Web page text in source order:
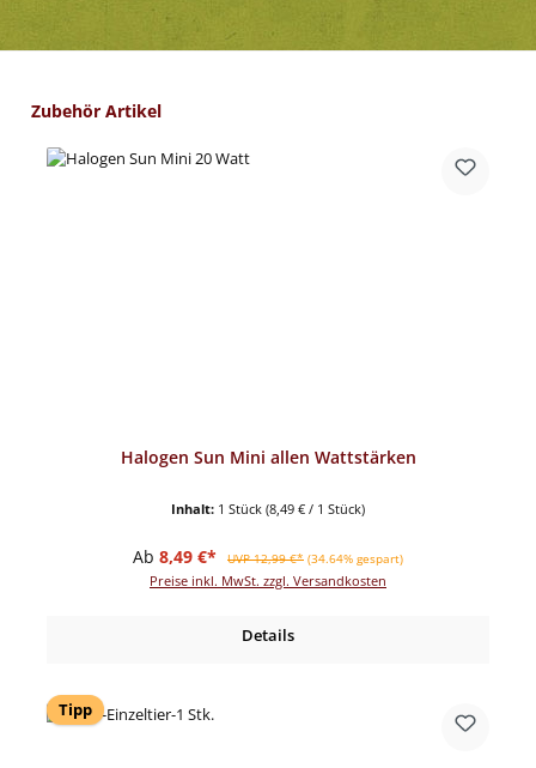
Produktgalerie überspringen
Zubehör Artikel
Halogen Sun Mini allen Wattstärken
Inhalt: 1 Stück (8,49 € / 1 Stück)
Verkaufspreis:
Ab 8,49 €* Regulärer Preis:
UVP 12,99 €* (34.64% gespart)
Preise inkl. MwSt. zzgl. Versandkosten
Details
Tipp